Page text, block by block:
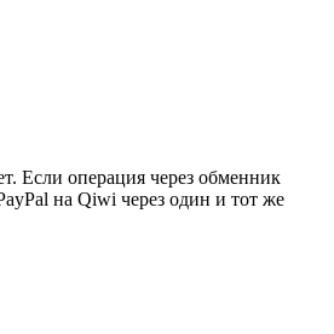
Если операция через обменник
на Qiwi через один и тот же